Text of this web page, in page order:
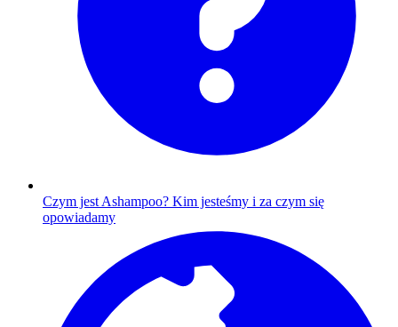
Czym jest Ashampoo? Kim jesteśmy i za czym się
opowiadamy